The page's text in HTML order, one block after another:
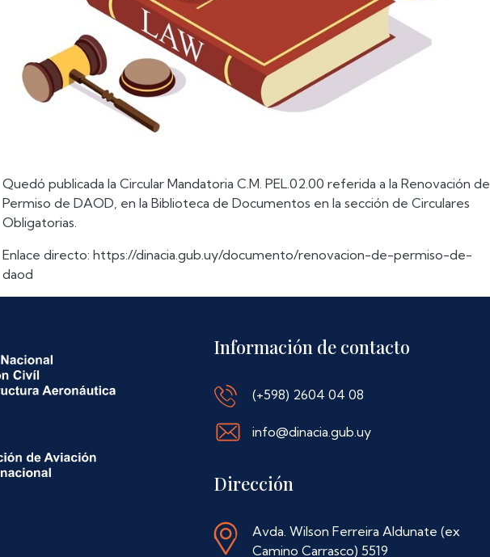
Quedó publicada la Circular Mandatoria C.M. PEL.02.00 referida a la Renovación de
Permiso de DAOD, en la Biblioteca de Documentos en la sección de Circulares
Obligatorias.
Enlace directo: https://dinacia.gub.uy/documento/renovacion-de-permiso-de-
daod
Información de contacto
(+598) 2604 04 08
info@dinacia.gub.uy
Dirección
Avda. Wilson Ferreira Aldunate (ex
Camino Carrasco) 5519